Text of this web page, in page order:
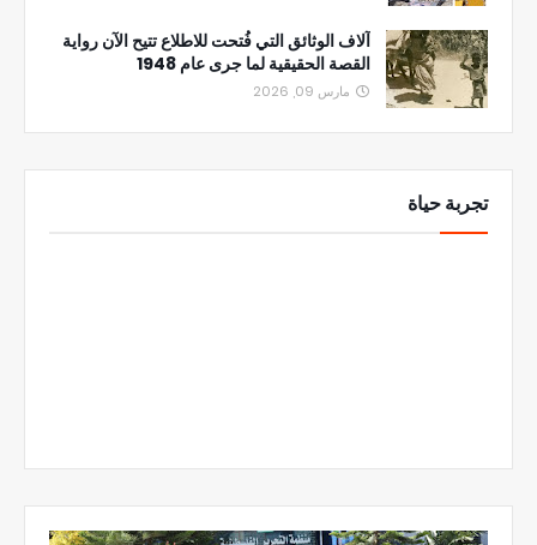
آلاف الوثائق التي فُتحت للاطلاع تتيح الآن رواية
القصة الحقيقية لما جرى عام 1948
مارس 09, 2026
تجربة حياة